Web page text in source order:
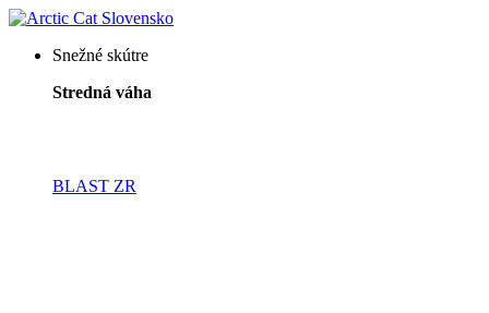
Snežné skútre
Stredná váha
BLAST ZR